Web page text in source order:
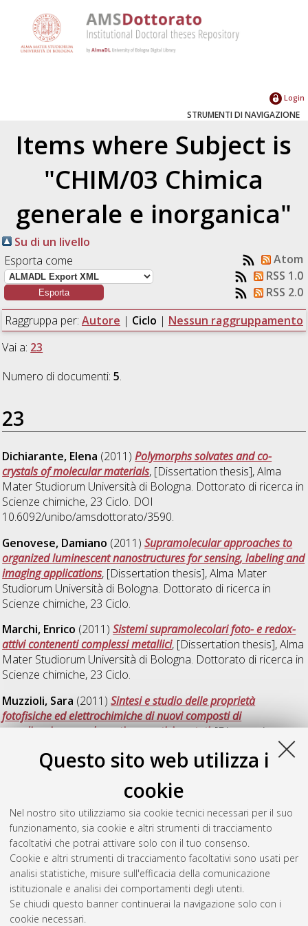
Questo sito web utilizza i
cookie
Nel nostro sito utilizziamo sia cookie tecnici necessari per il suo
funzionamento, sia cookie e altri strumenti di tracciamento
facoltativi che potrai attivare solo con il tuo consenso.
Cookie e altri strumenti di tracciamento facoltativi sono usati per
analisi statistiche, misure sull'efficacia della comunicazione
istituzionale e analisi dei comportamenti degli utenti.
Se chiudi questo banner continuerai la navigazione solo con i
cookie necessari.
Login
STRUMENTI DI NAVIGAZIONE
Items where Subject is
"CHIM/03 Chimica
generale e inorganica"
Su di un livello
Esporta come
Atom
RSS 1.0
RSS 2.0
Raggruppa per: Autore | Ciclo | Nessun raggruppamento
Vai a: 23
Numero di documenti:5.
23
Dichiarante, Elena (2011)Polymorphs solvates and co-
crystals of molecular materials, [Dissertation thesis], Alma
Mater Studiorum Università di Bologna. Dottorato di ricerca in
Scienze chimiche, 23 Ciclo. DOI
10.6092/unibo/amsdottorato/3590.
Genovese, Damiano (2011)Supramolecular approaches to
organized luminescent nanostructures for sensing, labeling and
imaging applications, [Dissertation thesis], Alma Mater
Studiorum Università di Bologna. Dottorato di ricerca in
Scienze chimiche, 23 Ciclo.
Marchi, Enrico (2011)Sistemi supramolecolari foto- e redox-
attivi contenenti complessi metallici, [Dissertation thesis], Alma
Mater Studiorum Università di Bologna. Dottorato di ricerca in
Scienze chimiche, 23 Ciclo.
Muzzioli, Sara (2011)Sintesi e studio delle proprietà
fotofisiche ed elettrochimiche di nuovi composti di
coordinazione con leganti aromatici azotati, [Dissertation
Dottorato di ricerca inScienze chimiche, 23 Ciclo. DOI
(2011) Functional photoactive and
electroactive nanodevices, [Dissertation thesis], Alma Mater
Studiorum Università di Bologna. Dottorato di ricerca in
Scienze chimiche, 23 Ciclo.
Questa lista e' stata generata ilFri Aug 7 20:34:35 2026 CEST
Atom